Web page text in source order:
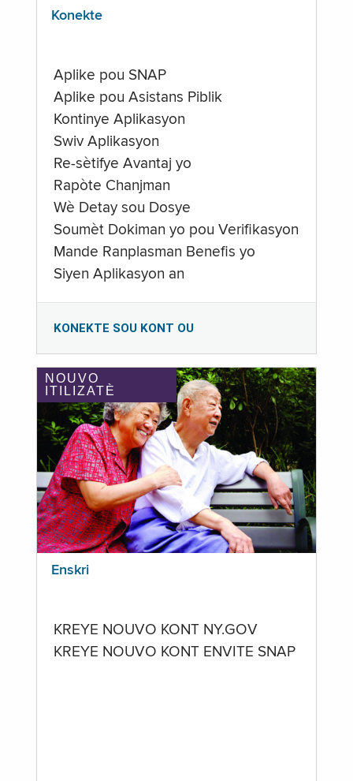
Konekte
Aplike pou SNAP
Aplike pou Asistans Piblik
Kontinye Aplikasyon
Swiv Aplikasyon
Re-sètifye Avantaj yo
Rapòte Chanjman
Wè Detay sou Dosye
Soumèt Dokiman yo pou Verifikasyon
Mande Ranplasman Benefis yo
Siyen Aplikasyon an
KONEKTE SOU KONT OU
NOUVO
ITILIZATÈ
Enskri
KREYE NOUVO KONT NY.GOV
KREYE NOUVO KONT ENVITE SNAP